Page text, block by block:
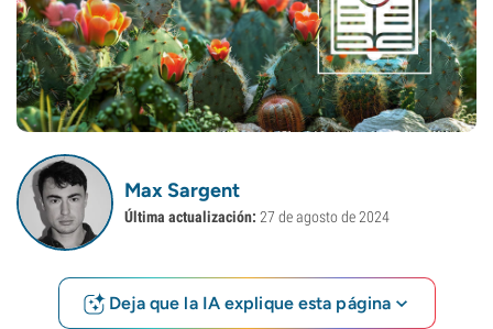
Max Sargent
Última actualización: 27 de agosto de 2024
Deja que la IA explique esta página